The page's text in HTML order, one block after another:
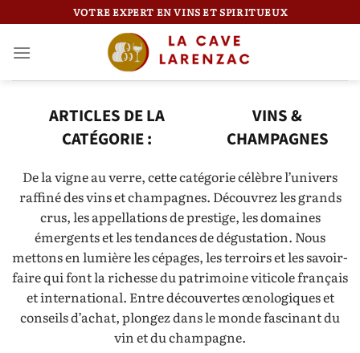
au
contenu
VOTRE EXPERT EN VINS ET SPIRITUEUX
VINS &
CHAMPAGNES
De la vigne au verre, cette catégorie célèbre l’univers
raffiné des vins et champagnes. Découvrez les grands
crus, les appellations de prestige, les domaines
émergents et les tendances de dégustation. Nous
mettons en lumière les cépages, les terroirs et les savoir-
faire qui font la richesse du patrimoine viticole français
et international. Entre découvertes œnologiques et
conseils d’achat, plongez dans le monde fascinant du
vin et du champagne.